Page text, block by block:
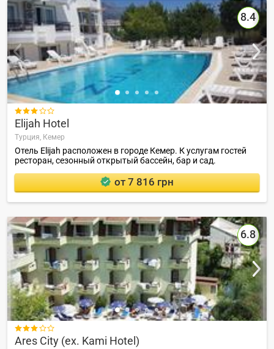
8.4

Elijah Hotel
Турция, Кемер
Отель Elijah расположен в городе Кемер. К услугам гостей
ресторан, сезонный открытый бассейн, бар и сад.
от 7 816 грн
6.8

Ares City (ex. Kami Hotel)